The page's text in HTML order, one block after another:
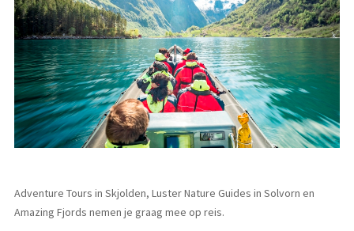
Adventure Tours in Skjolden, Luster Nature Guides in Solvorn en
Amazing Fjords nemen je graag mee op reis.